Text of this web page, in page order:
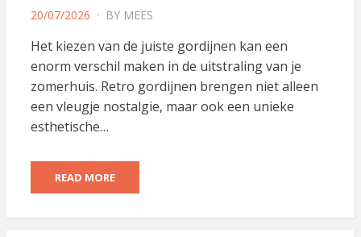
POSTED
20/07/2026 BY MEES
Het kiezen van de juiste gordijnen kan een
enorm verschil maken in de uitstraling van je
zomerhuis. Retro gordijnen brengen niet alleen
een vleugje nostalgie, maar ook een unieke
esthetische…
READ MORE